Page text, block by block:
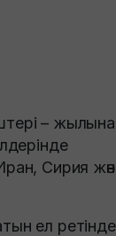
– жылына
Сирия
ел ретінде